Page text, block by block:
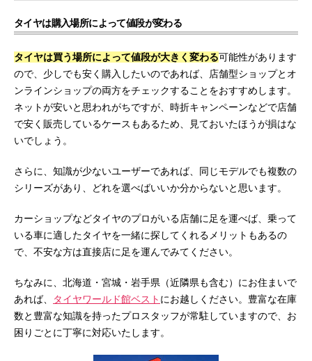
タイヤは購入場所によって値段が変わる
タイヤは買う場所によって値段が大きく変わる可能性があります
ので、少しでも安く購入したいのであれば、店舗型ショップとオ
ンラインショップの両方をチェックすることをおすすめします。
ネットが安いと思われがちですが、時折キャンペーンなどで店舗
で安く販売しているケースもあるため、見ておいたほうが損はな
いでしょう。
さらに、知識が少ないユーザーであれば、同じモデルでも複数の
シリーズがあり、どれを選べばいいか分からないと思います。
カーショップなどタイヤのプロがいる店舗に足を運べば、乗って
いる車に適したタイヤを一緒に探してくれるメリットもあるの
で、不安な方は直接店に足を運んでみてください。
ちなみに、北海道・宮城・岩手県（近隣県も含む）にお住まいで
あれば、
タイヤワールド館ベスト にお越しください。豊富な在庫
数と豊富な知識を持ったプロスタッフが常駐していますので、お
困りごとに丁寧に対応いたします。